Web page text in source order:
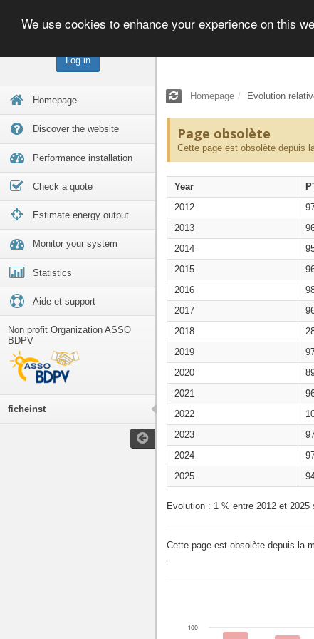
Log in
Homepage
Discover the website
Performance installation
Check a quote
Estimate energy output
Monitor your system
Statistics
Aide et support
Non profit Organization ASSO
BDPV
ficheinst
We use cookies to enhance your experience on this
Homepage Evolution
Page obsolète
Cette page est obsolète depuis
Year
2012
2013
2014
2015
2016
2017
2018
2019
2020
2021
2022
2023
2024
2025
Evolution : 1 % entre 2012 et
Cette page est obsolète depuis la
.
100